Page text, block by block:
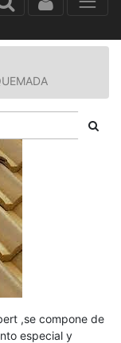
,se compone de
especial y